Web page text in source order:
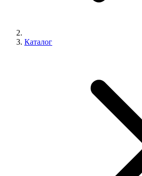
Каталог